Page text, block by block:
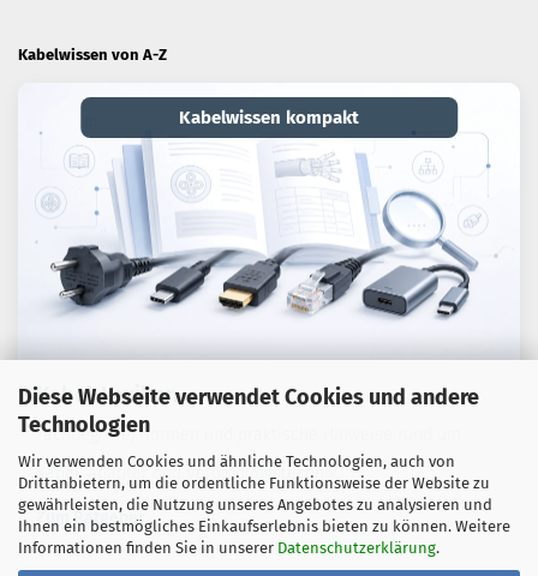
Diese Webseite verwendet Cookies und andere
Technologien
Wir verwenden Cookies und ähnliche Technologien, auch von
Drittanbietern, um die ordentliche Funktionsweise der Website zu
gewährleisten, die Nutzung unseres Angebotes zu analysieren und
Ihnen ein bestmögliches Einkaufserlebnis bieten zu können. Weitere
Informationen finden Sie in unserer Datenschutzerklärung.
Kabelwissen von A-Z
Kabelwissen kompakt
Kabel-Lexikon
Fachbegriffe, Normen und praktische Hinweise rund um
Kabel, Adapter und Verbindungstechnik.
Zum Ratgeber